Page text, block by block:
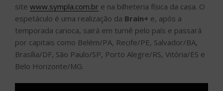
site www.sympla.com.br e na bilheteria física da casa. O
espetáculo é uma realização da Brain+ e, após a
temporada carioca, sairá em turnê pelo país e passará
por capitais como Belém/PA, Recife/PE, Salvador/BA,
Brasília/DF, São Paulo/SP, Porto Alegre/RS, Vitória/ES e
Belo Horizonte/MG.